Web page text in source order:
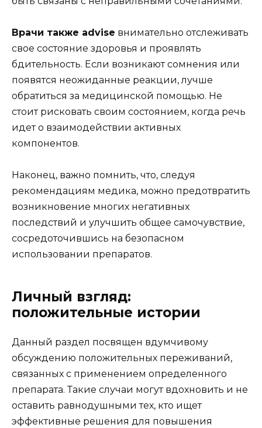
Врачи также advise внимательно отслеживать
свое состояние здоровья и проявлять
бдительность. Если возникают сомнения или
появятся неожиданные реакции, лучше
обратиться за медицинской помощью. Не
стоит рисковать своим состоянием, когда речь
идет о взаимодействии активных
компонентов.
Наконец, важно помнить, что, следуя
рекомендациям медика, можно предотвратить
возникновение многих негативных
последствий и улучшить общее самочувствие,
сосредоточившись на безопасном
использовании препаратов.
Личный взгляд:
положительные истории
Данный раздел посвящен вдумчивому
обсуждению положительных переживаний,
связанных с применением определенного
препарата. Такие случаи могут вдохновить и не
оставить равнодушными тех, кто ищет
эффективные решения для повышения